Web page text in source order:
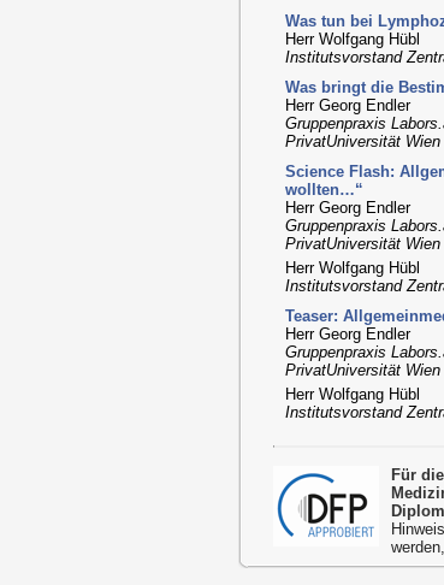
Was tun bei
Herr Wolfgang Hübl
Institutsvorstand
Was bringt die
Herr Georg Endler
Gruppenpraxis
PrivatUniversität Wien
Science Flash:
wollten…“
Herr Georg Endler
Gruppenpraxis
PrivatUniversität Wien
Herr Wolfgang Hübl
Institutsvorstand
Teaser:
Herr Georg Endler
Gruppenpraxis
PrivatUniversität Wien
Herr Wolfgang Hübl
Institutsvorstand
Für